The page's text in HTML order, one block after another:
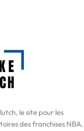
le site pour les
des franchises NBA.